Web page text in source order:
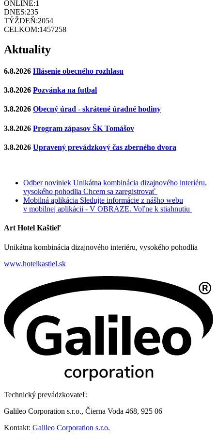
ONLINE:1
DNES:235
TÝŽDEŇ:2054
CELKOM:1457258
Aktuality
6.8.2026 Hlásenie obecného rozhlasu
3.8.2026 Pozvánka na futbal
3.8.2026 Obecný úrad - skrátené úradné hodiny
3.8.2026 Program zápasov ŠK Tomášov
3.8.2026 Upravený prevádzkový čas zberného dvora
Odber noviniek Unikátna kombinácia dizajnového interiéru,
vysokého pohodlia Chcem sa zaregistrovať
Mobilná aplikácia Sledujte informácie z nášho webu
v mobilnej aplikácii - V OBRAZE. Voľne k stiahnutiu
Art Hotel Kaštieľ
Unikátna kombinácia dizajnového interiéru, vysokého pohodlia
www.hotelkastiel.sk
Technický prevádzkovateľ:
Galileo Corporation s.r.o., Čierna Voda 468, 925 06
Kontakt: Galileo Corporation s.r.o.